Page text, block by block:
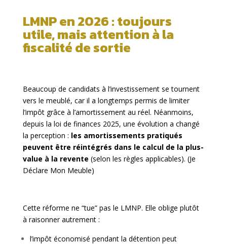
LMNP en 2026 : toujours
utile, mais attention à la
fiscalité de sortie
Beaucoup de candidats à l’investissement se tournent
vers le meublé, car il a longtemps permis de limiter
l’impôt grâce à l’amortissement au réel. Néanmoins,
depuis la loi de finances 2025, une évolution a changé
la perception : les amortissements pratiqués
peuvent être réintégrés dans le calcul de la plus-
value à la revente (selon les règles applicables). (Je
Déclare Mon Meuble)
Cette réforme ne “tue” pas le LMNP. Elle oblige plutôt
à raisonner autrement :
l’impôt économisé pendant la détention peut